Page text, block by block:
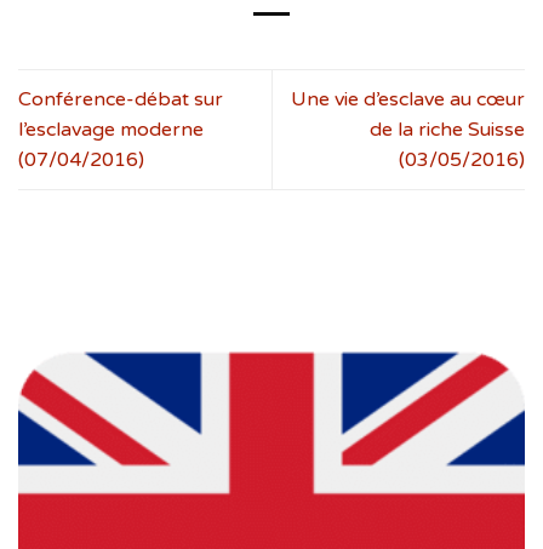
Conférence-débat sur
l’esclavage moderne
(07/04/2016)
Une vie d’esclave au cœur
de la riche Suisse
(03/05/2016)